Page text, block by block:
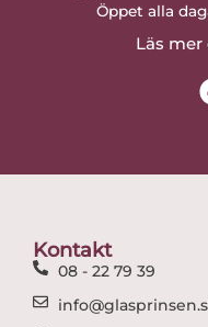
Öppet alla
Läs
Kontakt
08 - 22 79 39